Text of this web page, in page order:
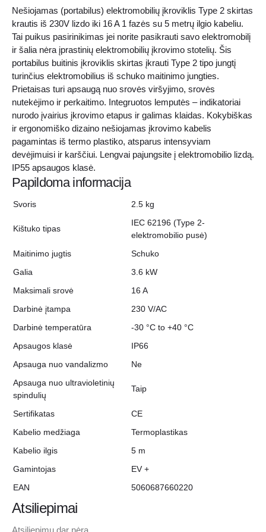
Fiksuotas
Nešiojamas (portabilus) elektromobilių įkroviklis Type 2 skirtas
krautis iš 230V lizdo iki 16 A 1 fazės su 5 metrų ilgio kabeliu.
Tai puikus pasirinikimas jei norite pasikrauti savo elektromobilį
ir šalia nėra įprastinių elektromobilių įkrovimo stotelių. Šis
portabilus buitinis įkroviklis skirtas įkrauti Type 2 tipo jungtį
turinčius elektromobilius iš schuko maitinimo jungties.
Prietaisas turi apsaugą nuo srovės viršyjimo, srovės
nutekėjimo ir perkaitimo. Integruotos lemputės – indikatoriai
nurodo įvairius įkrovimo etapus ir galimas klaidas. Kokybiškas
ir ergonomiško dizaino nešiojamas įkrovimo kabelis
pagamintas iš termo plastiko, atsparus intensyviam
devėjimuisi ir karščiui. Lengvai pajungsite į elektromobilio lizdą.
IP55 apsaugos klasė.
Papildoma informacija
Svoris 2.5 kg
Kištuko tipas
IEC 62196 (Type 2-
elektromobilio pusė)
Maitinimo jugtis
Schuko
Galia
3.6 kW
Maksimali srovė
16 A
Darbinė įtampa
230 V/AC
Darbinė temperatūra
-30 °C to +40 °C
Apsaugos klasė
IP66
Apsauga nuo vandalizmo
Ne
Apsauga nuo ultravioletinių
spindulių
Taip
Sertifikatas
CE
Kabelio medžiaga
Termoplastikas
Kabelio ilgis
5 m
Gamintojas
EV +
EAN
5060687660220
Atsiliepimai
Atsiliepimų dar nėra.